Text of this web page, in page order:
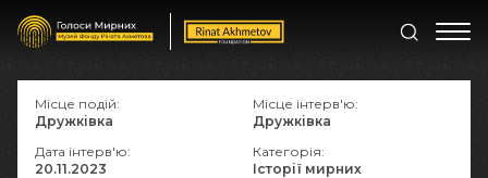
Місце подій:
Дружківка
Місце інтерв'ю:
Дружківка
Дата інтерв'ю:
20.11.2023
Категорія:
Історії мирних